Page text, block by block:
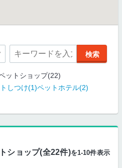
ットショップ(22)
しつけ(1)ペットホテル(2)
ショップ(全22件)を1-10件表示